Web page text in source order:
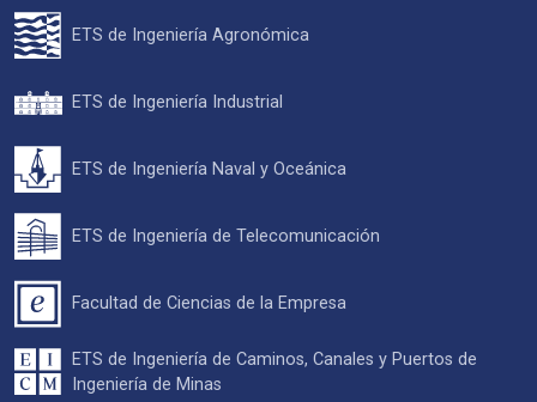
ETS de Ingeniería Agronómica
ETS de Ingeniería Industrial
ETS de Ingeniería Naval y Oceánica
ETS de Ingeniería de Telecomunicación
Facultad de Ciencias de la Empresa
ETS de Ingeniería de Caminos, Canales y Puertos de
Ingeniería de Minas